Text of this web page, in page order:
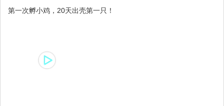
第一次孵小鸡，20天出壳第一只！